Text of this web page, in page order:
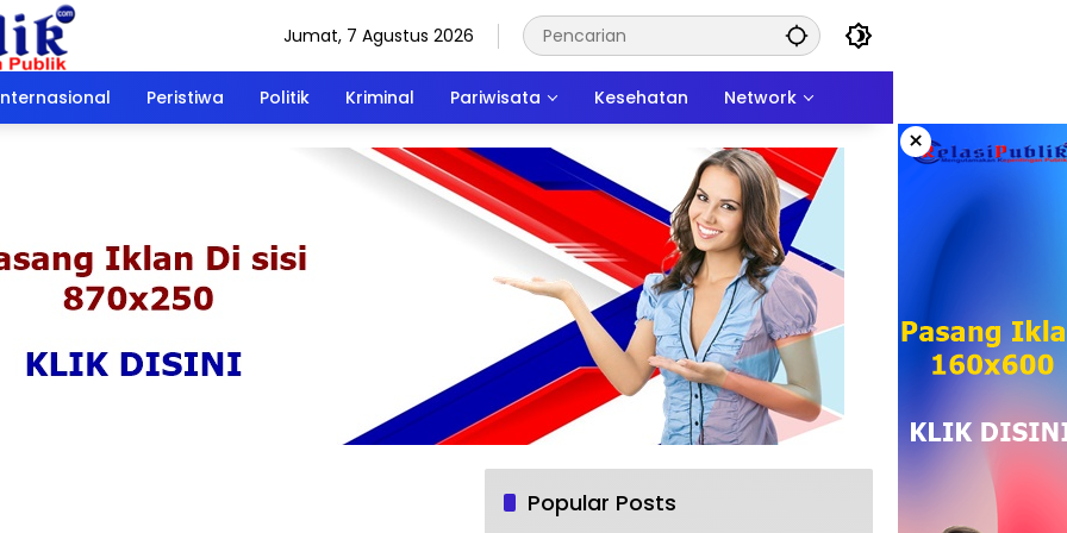
Jumat, 7 Agustus 2026
Peristiwa Politik Kriminal Pariwisata Kesehatan Network
×
Popular Posts